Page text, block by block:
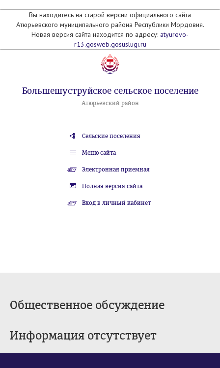
Вы находитесь на старой версии официального сайта
Атюрьевского муниципального района Республики Мордовия.
Новая версия сайта находится по адресу: atyurevo-
r13.gosweb.gosuslugi.ru
Большешуструйское сельское поселение
Атюрьевский район
Сельские поселения
Меню сайта
Электронная приемная
Полная версия сайта
Вход в личный кабинет
Общественное обсуждение
Информация отсутствует